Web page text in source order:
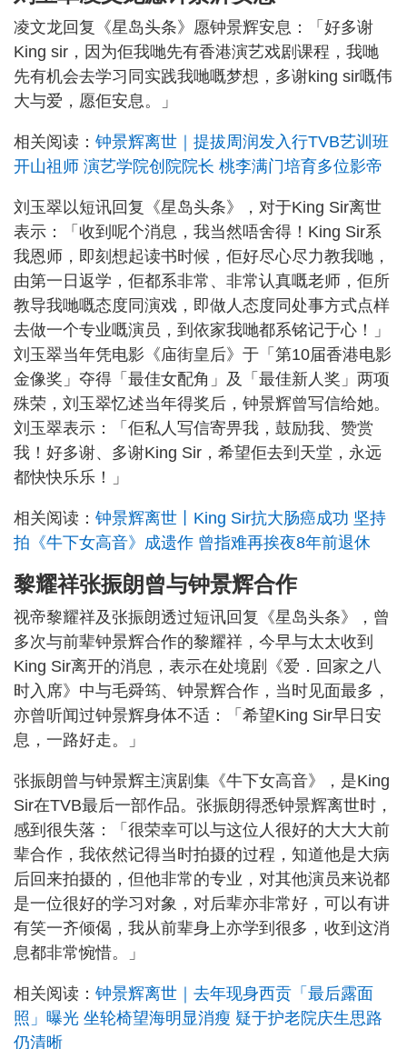
凌文龙回复《星岛头条》愿钟景辉安息：「好多谢
King sir，因为佢我哋先有香港演艺戏剧课程，我哋
先有机会去学习同实践我哋嘅梦想，多谢king sir嘅伟
大与爱，愿佢安息。」
相关阅读： 钟景辉离世｜提拔周润发入行TVB艺训班
开山祖师 演艺学院创院院长 桃李满门培育多位影帝
刘玉翠以短讯回复《星岛头条》，对于King Sir离世
表示：「收到呢个消息，我当然唔舍得！King Sir系
我恩师，即刻想起读书时候，佢好尽心尽力教我哋，
由第一日返学，佢都系非常、非常认真嘅老师，佢所
教导我哋嘅态度同演戏，即做人态度同处事方式点样
去做一个专业嘅演员，到依家我哋都系铭记于心！」
刘玉翠当年凭电影《庙街皇后》于「第10届香港电影
金像奖」夺得「最佳女配角」及「最佳新人奖」两项
殊荣，刘玉翠忆述当年得奖后，钟景辉曾写信给她。
刘玉翠表示：「佢私人写信寄畀我，鼓励我、赞赏
我！好多谢、多谢King Sir，希望佢去到天堂，永远
都快快乐乐！」
相关阅读： 钟景辉离世丨King Sir抗大肠癌成功 坚持
拍《牛下女高音》成遗作 曾指难再挨夜8年前退休
黎耀祥张振朗曾与钟景辉合作
视帝黎耀祥及张振朗透过短讯回复《星岛头条》，曾
多次与前辈钟景辉合作的黎耀祥，今早与太太收到
King Sir离开的消息，表示在处境剧《爱．回家之八
时入席》中与毛舜筠、钟景辉合作，当时见面最多，
亦曾听闻过钟景辉身体不适：「希望King Sir早日安
息，一路好走。」
张振朗曾与钟景辉主演剧集《牛下女高音》，是King
Sir在TVB最后一部作品。张振朗得悉钟景辉离世时，
感到很失落：「很荣幸可以与这位人很好的大大大前
辈合作，我依然记得当时拍摄的过程，知道他是大病
后回来拍摄的，但他非常的专业，对其他演员来说都
是一位很好的学习对象，对后辈亦非常好，可以有讲
有笑一齐倾偈，我从前辈身上亦学到很多，收到这消
息都非常惋惜。」
相关阅读： 钟景辉离世｜去年现身西贡「最后露面
照」曝光 坐轮椅望海明显消瘦 疑于护老院庆生思路
仍清晰